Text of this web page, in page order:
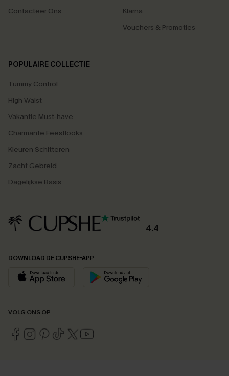
Contacteer Ons
Klarna
Vouchers & Promoties
POPULAIRE COLLECTIE
Tummy Control
High Waist
Vakantie Must-have
Charmante Feestlooks
Kleuren Schitteren
Zacht Gebreid
Dagelijkse Basis
4.4
DOWNLOAD DE CUPSHE-APP
VOLG ONS OP